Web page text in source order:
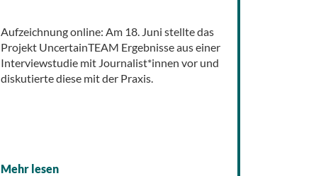
Aufzeichnung online: Am 18. Juni stellte das
Projekt UncertainTEAM Ergebnisse aus einer
Interviewstudie mit Journalist*innen vor und
diskutierte diese mit der Praxis.
Mehr lesen